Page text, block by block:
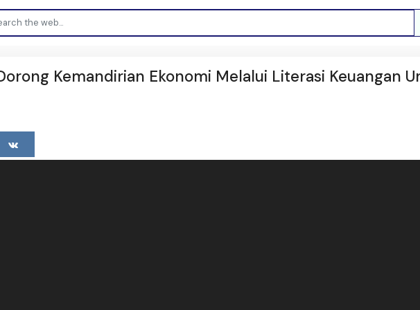
Kemandirian Ekonomi Melalui Literasi Keuangan